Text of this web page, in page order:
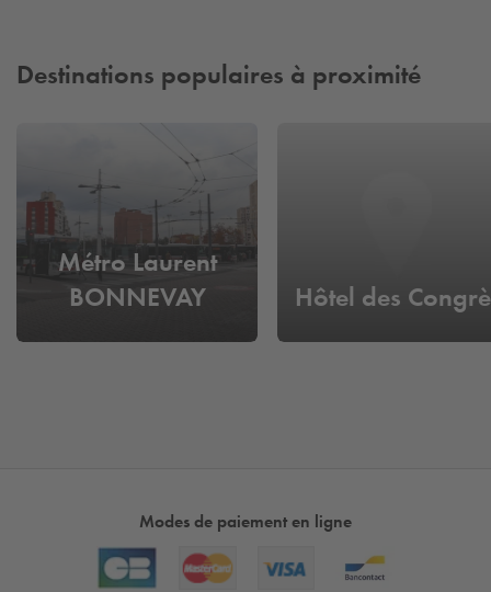
Destinations populaires à proximité
Métro Laurent
BONNEVAY
Hôtel des
Modes de paiement en ligne